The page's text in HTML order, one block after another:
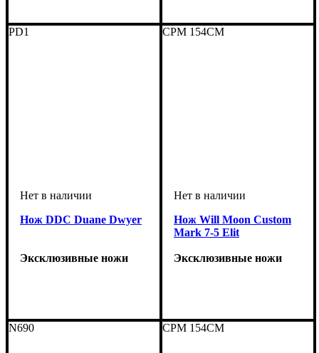
PD1
Нож DDC Duane Dwyer
Эксклюзивные ножи
CPM 154CM
Нож Will Moon Custom
Mark 7-5 Elit
Эксклюзивные ножи
N690 CPM 154CM